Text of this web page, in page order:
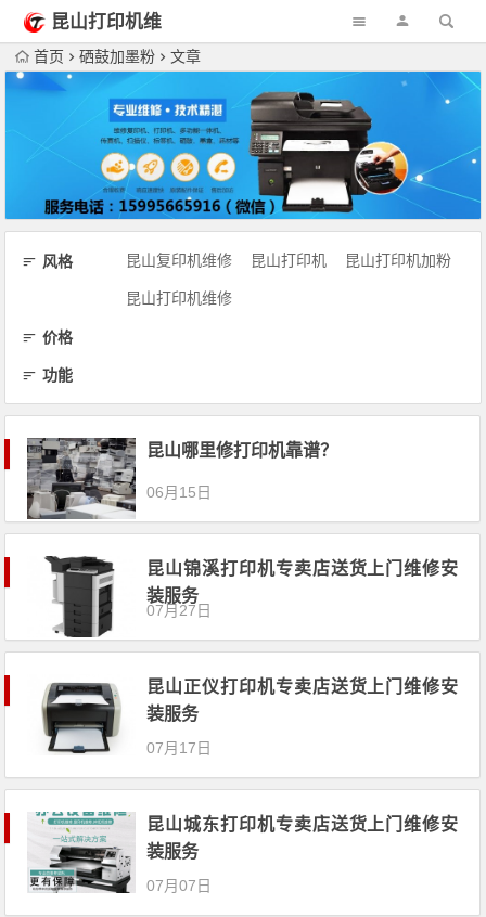
昆山打印机维
修首页 硒鼓加墨粉 文章
风格 昆山复印机维修 昆山打印机 昆山打印机加粉
昆山打印机维修
价格
功能
昆山哪里修打印机靠谱？
06月15日
昆山锦溪打印机专卖店送货上门维修安
装服务
07月27日
昆山正仪打印机专卖店送货上门维修安
装服务
07月17日
昆山城东打印机专卖店送货上门维修安
装服务
07月07日